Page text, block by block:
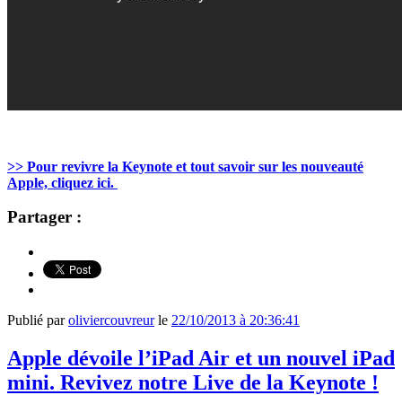
>> Pour revivre la Keynote et tout savoir sur les nouveauté
Apple, cliquez ici.
Partager :
Publié paroliviercouvreurle 22/10/2013 à 20:36:41
Apple dévoile l’iPad Air et un nouvel iPad
mini. Revivez notre Live de la Keynote !